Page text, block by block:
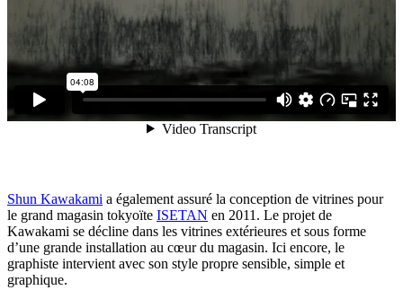
Shun Kawakami a également assuré la conception de vitrines pour
le grand magasin tokyoïte ISETAN en 2011. Le projet de
Kawakami se décline dans les vitrines extérieures et sous forme
d’une grande installation au cœur du magasin. Ici encore, le
graphiste intervient avec son style propre sensible, simple et
graphique.